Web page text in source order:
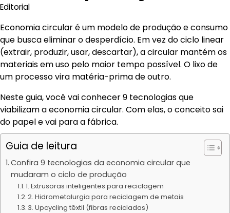
Editorial
Economia circular é um modelo de produção e consumo
que busca eliminar o desperdício. Em vez do ciclo linear
(extrair, produzir, usar, descartar), a circular mantém os
materiais em uso pelo maior tempo possível. O lixo de
um processo vira matéria-prima de outro.
Neste guia, você vai conhecer 9 tecnologias que
viabilizam a economia circular. Com elas, o conceito sai
do papel e vai para a fábrica.
Guia de leitura
Confira 9 tecnologias da economia circular que
mudaram o ciclo de produção
1. Extrusoras inteligentes para reciclagem
2. Hidrometalurgia para reciclagem de metais
3. Upcycling têxtil (fibras recicladas)